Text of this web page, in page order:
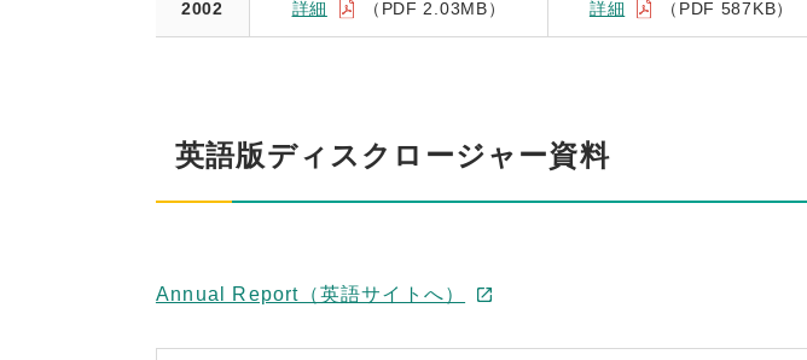
2002 詳細 （PDF 2.03MB） 詳細 （PDF 587KB）
英語版ディスクロージャー資料
Annual Report（英語サイトへ）